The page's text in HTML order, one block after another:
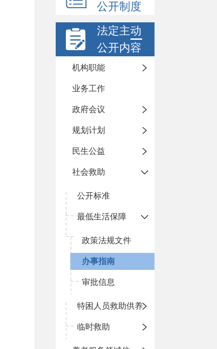
公开制度
法定主动
公开内容
机构职能
业务工作
政府会议
规划计划
民生公益
社会救助
公开标准
最低生活保障
政策法规文件
办事指南
审批信息
特困人员救助供养
临时救助